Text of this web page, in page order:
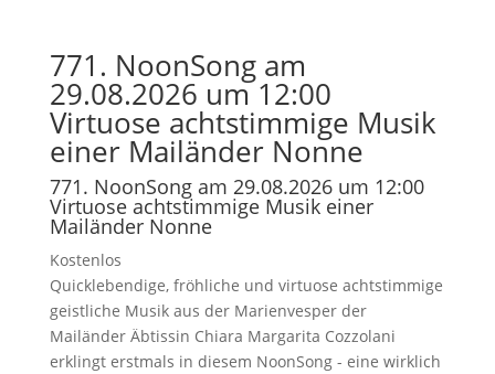
771. NoonSong am
29.08.2026 um 12:00
Virtuose achtstimmige Musik
einer Mailänder Nonne
771. NoonSong am 29.08.2026 um 12:00
Virtuose achtstimmige Musik einer
Mailänder Nonne
Kostenlos
Quicklebendige, fröhliche und virtuose achtstimmige
geistliche Musik aus der Marienvesper der
Mailänder Äbtissin Chiara Margarita Cozzolani
erklingt erstmals in diesem NoonSong - eine wirklich